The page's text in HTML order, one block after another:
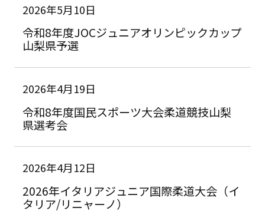
2026年5月10日
令和8年度JOCジュニアオリンピックカップ
山梨県予選
2026年4月19日
令和8年度国民スポーツ大会柔道競技山梨
県選考会
2026年4月12日
2026年イタリアジュニア国際柔道大会（イ
タリア/リニャーノ）